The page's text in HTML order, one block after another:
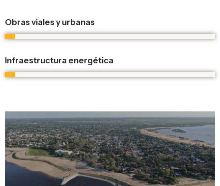
Obras viales y urbanas
0
Infraestructura energética
0